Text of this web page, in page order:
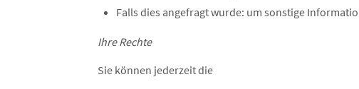
Falls dies angefragt wurde: um sonstige
Ihre Rechte
Sie können jederzeit die